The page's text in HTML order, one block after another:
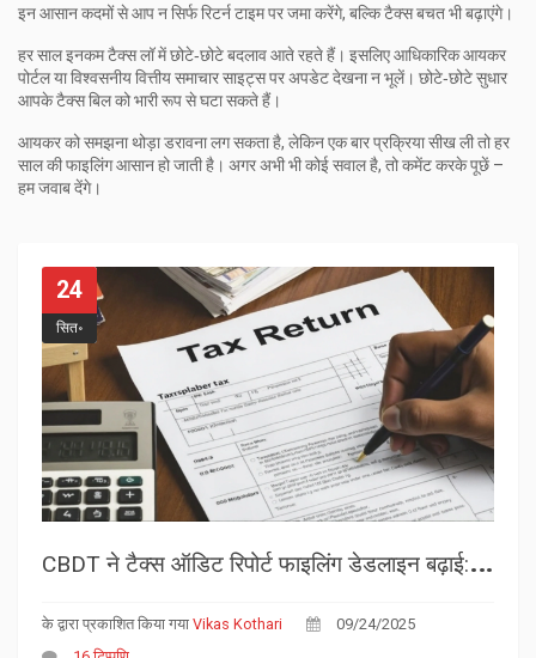
इन आसान कदमों से आप न सिर्फ रिटर्न टाइम पर जमा करेंगे, बल्कि टैक्स बचत भी बढ़ाएंगे।
हर साल इनकम टैक्स लॉ में छोटे‑छोटे बदलाव आते रहते हैं। इसलिए आधिकारिक आयकर
पोर्टल या विश्वसनीय वित्तीय समाचार साइट्स पर अपडेट देखना न भूलें। छोटे‑छोटे सुधार
आपके टैक्स बिल को भारी रूप से घटा सकते हैं।
आयकर को समझना थोड़ा डरावना लग सकता है, लेकिन एक बार प्रक्रिया सीख ली तो हर
साल की फाइलिंग आसान हो जाती है। अगर अभी भी कोई सवाल है, तो कमेंट करके पूछें –
हम जवाब देंगे।
24
सित॰
C
BDT ने टैक्स ऑडिट रिपोर्ट फाइलिंग डेडलाइन बढ़ाई: नई अंतिम तिथि 7 अक्टूबर 2024
के द्वारा प्रकाशित किया गया Vikas Kothari
09/24/2025